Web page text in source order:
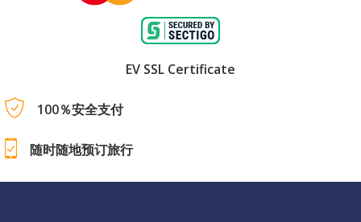
EV SSL Certificate
100％安全支付
随时随地预订旅行